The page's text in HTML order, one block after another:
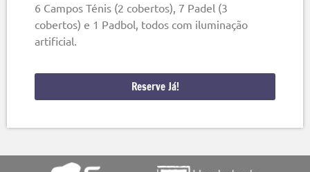
6 Campos Ténis (2 cobertos), 7 Padel (3
cobertos) e 1 Padbol, todos com iluminação
artificial.
Reserve Já!